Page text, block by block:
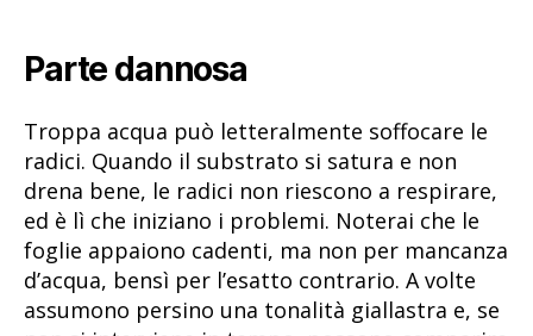
Parte dannosa
Troppa acqua può letteralmente soffocare le
radici. Quando il substrato si satura e non
drena bene, le radici non riescono a respirare,
ed è lì che iniziano i problemi. Noterai che le
foglie appaiono cadenti, ma non per mancanza
d’acqua, bensì per l’esatto contrario. A volte
assumono persino una tonalità giallastra e, se